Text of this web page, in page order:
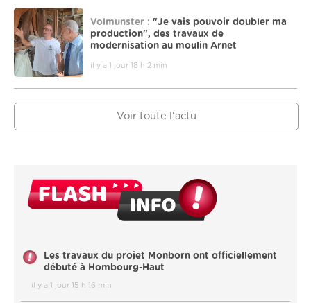
Volmunster : "Je vais pouvoir doubler ma
production", des travaux de
modernisation au moulin Arnet
il y a 1 jour 18 h 2 min
Voir toute l'actu
Les travaux du projet Monborn ont officiellement
débuté à Hombourg-Haut
il y a 1 jour 15 h 16 min